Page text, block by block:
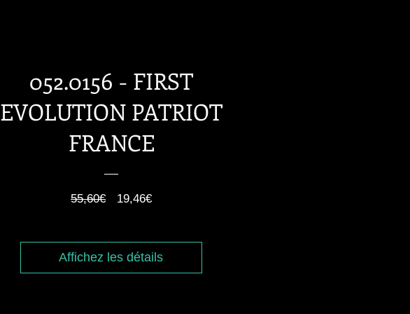
052.0156 - FIRST
EVOLUTION PATRIOT
FRANCE
55,60€
Prix
19,46€Prix
Affichez les détails